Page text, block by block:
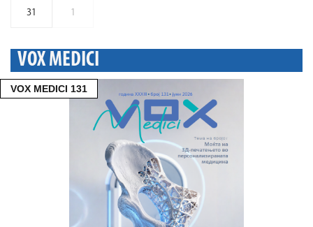
31 1
VOX MEDICI
VOX MEDICI 131